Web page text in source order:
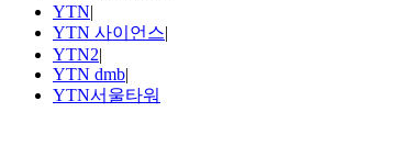
YTN|
YTN 사이언스|
YTN2|
YTN dmb|
YTN서울타워